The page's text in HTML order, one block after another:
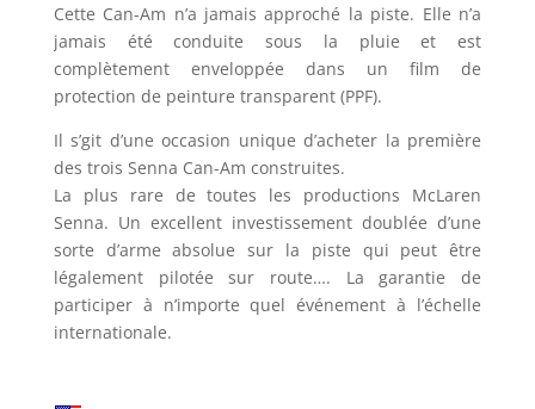
Cette Can-Am n’a jamais approché la piste. Elle n’a
jamais été conduite sous la pluie et est
complètement enveloppée dans un film de
protection de peinture transparent (PPF).
Il s’git d’une occasion unique d’acheter la première
des trois Senna Can-Am construites.
La plus rare de toutes les productions McLaren
Senna. Un excellent investissement doublée d’une
sorte d’arme absolue sur la piste qui peut être
légalement pilotée sur route…. La garantie de
participer à n’importe quel événement à l’échelle
internationale.